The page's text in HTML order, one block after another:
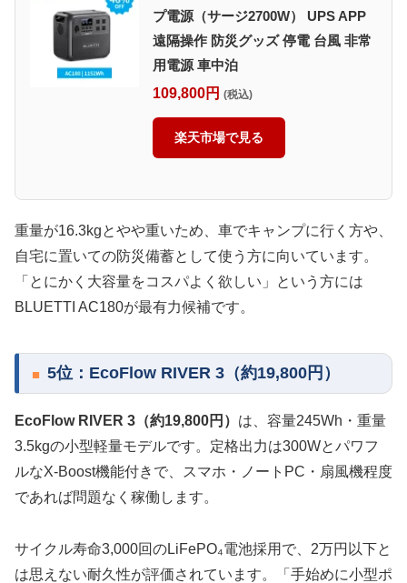
プ電源（サージ2700W） UPS APP
遠隔操作 防災グッズ 停電 台風 非常
用電源 車中泊
109,800円 (税込)
楽天市場で見る
重量が16.3kgとやや重いため、車でキャンプに行く方や、
自宅に置いての防災備蓄として使う方に向いています。
「とにかく大容量をコスパよく欲しい」という方には
BLUETTI AC180が最有力候補です。
5位：EcoFlow RIVER 3（約19,800円）
EcoFlow RIVER 3（約19,800円） は、容量245Wh・重量
3.5kgの小型軽量モデルです。定格出力は300Wとパワフ
ルなX-Boost機能付きで、スマホ・ノートPC・扇風機程度
であれば問題なく稼働します。
サイクル寿命3,000回のLiFePO₄電池採用で、2万円以下と
は思えない耐久性が評価されています。「手始めに小型ポ